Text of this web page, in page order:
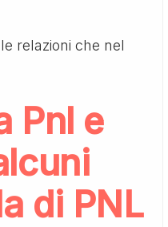
relazioni che nel
Pnl e
di PNL